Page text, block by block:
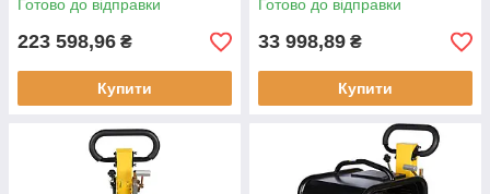
Готово до відправки
223 598,96 ₴
Купити
Готово до відправки
33 998,89 ₴
Купити